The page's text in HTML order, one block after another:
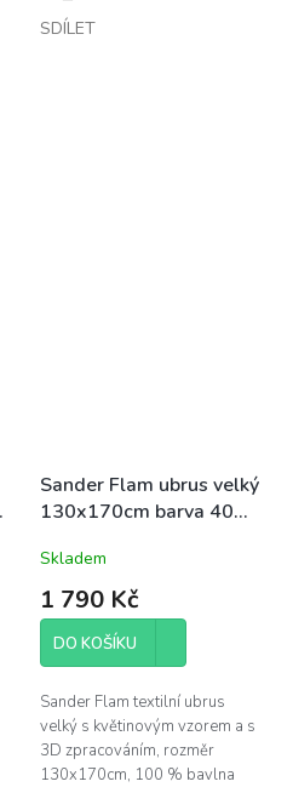
SDÍLET
Sander Flam ubrus velký
130x170cm barva 40
Skladem
1 790 Kč
DO KOŠÍKU
Sander Flam textilní ubrus
velký s květinovým vzorem a s
3D zpracováním, rozměr
130x170cm, 100 % bavlna